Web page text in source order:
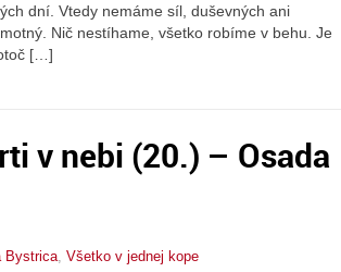
dní. Vtedy nemáme síl, duševných ani
Nič nestíhame, všetko robíme v behu. Je
[…]
v nebi (20.) – Osada
Bystrica, Všetko v jednej kope